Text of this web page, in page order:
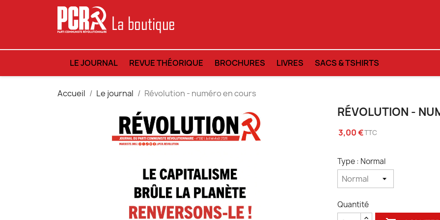
LE JOURNAL REVUE THÉORIQUE BROCHURES LIVRES SACS & TSHIRTS
Accueil Le journal Révolution - numéro en cours
RÉVOLUTION -
3,00 €TTC
Type : Normal
Quantité